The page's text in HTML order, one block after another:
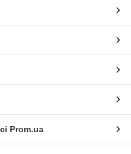
Prom.ua